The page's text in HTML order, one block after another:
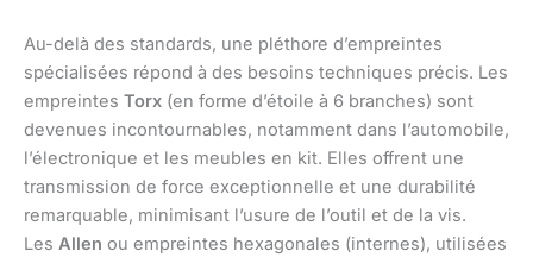
Au-delà des standards, une pléthore d’empreintes
spécialisées répond à des besoins techniques précis. Les
empreintes Torx (en forme d’étoile à 6 branches) sont
devenues incontournables, notamment dans l’automobile,
l’électronique et les meubles en kit. Elles offrent une
transmission de force exceptionnelle et une durabilité
remarquable, minimisant l’usure de l’outil et de la vis.
Les Allen ou empreintes hexagonales (internes), utilisées